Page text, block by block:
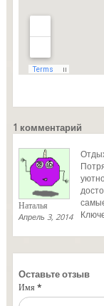
1 комментарий
Наталья
Апрель 3, 2014
Оставьте отзыв
Имя *